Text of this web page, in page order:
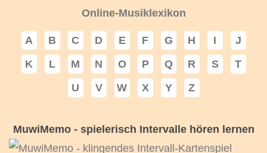
Online-Musiklexikon
A B C D E F G H I
J
K
L M N O P Q R S
T
U
V W X Y Z
MuwiMemo - spielerisch Intervalle hören lernen